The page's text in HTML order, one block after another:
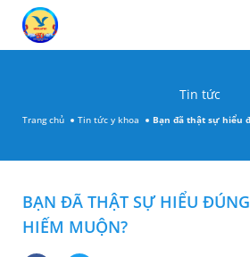
Tin tức
Trang chủ Tin tức y khoa Bạn đã thật sự hiểu
BẠN ĐÃ THẬT SỰ HIỂU
HIẾM MUỘN?